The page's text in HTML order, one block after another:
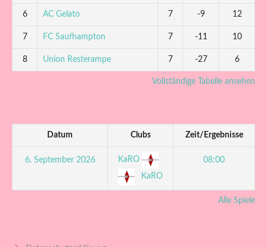
6 AC Gelato 7 -9 12
7 FC Saufhampton 7 -11 10
8 Union Resterampe 7 -27 6
Vollständige Tabelle ansehen
Datum Clubs Zeit/Ergebnisse
6. September 2026
KaRO
KaRO
08:00
Alle Spiele